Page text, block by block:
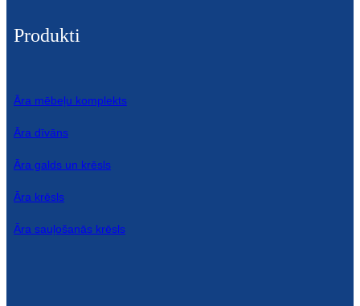
Produkti
Āra mēbeļu komplekts
Āra dīvāns
Āra galds un krēsls
Āra krēsls
Āra sauļošanās krēsls